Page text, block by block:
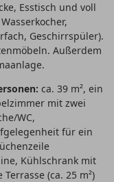
Esstisch und voll
Geschirrspüler).
Außerdem
ca. 39 m², ein
mit zwei
WC,
für ein
Kühlschrank mit
(ca. 25 m²)